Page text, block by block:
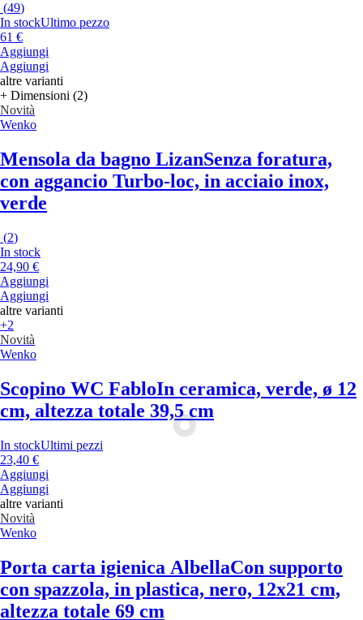
(49)
In stockUltimo pezzo
61 €
Aggiungi
Aggiungi
altre varianti
+ Dimensioni (2)
Novità
Wenko
Mensola da bagno LizanSenza foratura,
con aggancio Turbo-loc, in acciaio inox,
verde
(2)
In stock
24,90 €
Aggiungi
Aggiungi
altre varianti
+2
Novità
Wenko
Scopino WC FabloIn ceramica, verde, ø 12
cm, altezza totale 39,5 cm
In stockUltimi pezzi
23,40 €
Aggiungi
Aggiungi
altre varianti
Novità
Wenko
Porta carta igienica AlbellaCon supporto
con spazzola, in plastica, nero, 12x21 cm,
altezza totale 69 cm